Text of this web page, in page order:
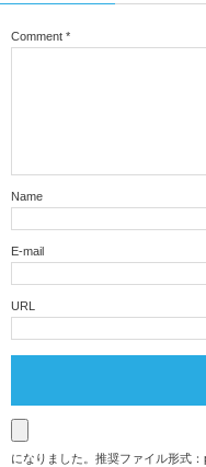
Comment *
Name
E-mail
URL
になりました。推奨ファイル形式